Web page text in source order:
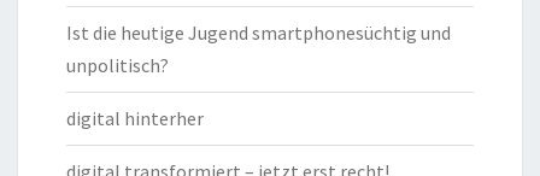
Ist die heutige Jugend smartphonesüchtig und
unpolitisch?
digital hinterher